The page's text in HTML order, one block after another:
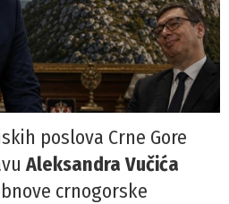
poslova Crne Gore
Aleksandra Vučića
crnogorske